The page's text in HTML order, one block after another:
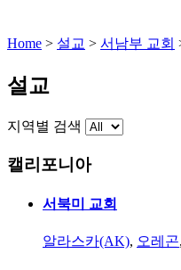
Home > 설교 > 서남부 교회
설교
지역별 검색
캘리포니아
서북미 교회
알라스카(AK), 오레곤,